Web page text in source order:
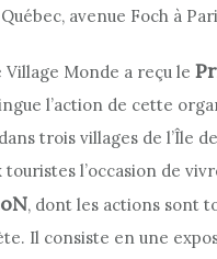
avenue Foch à
Village Monde a reçu le
l’action de cette
trois villages de l’Île
l’occasion de
, dont les actions sont
Il consiste en une